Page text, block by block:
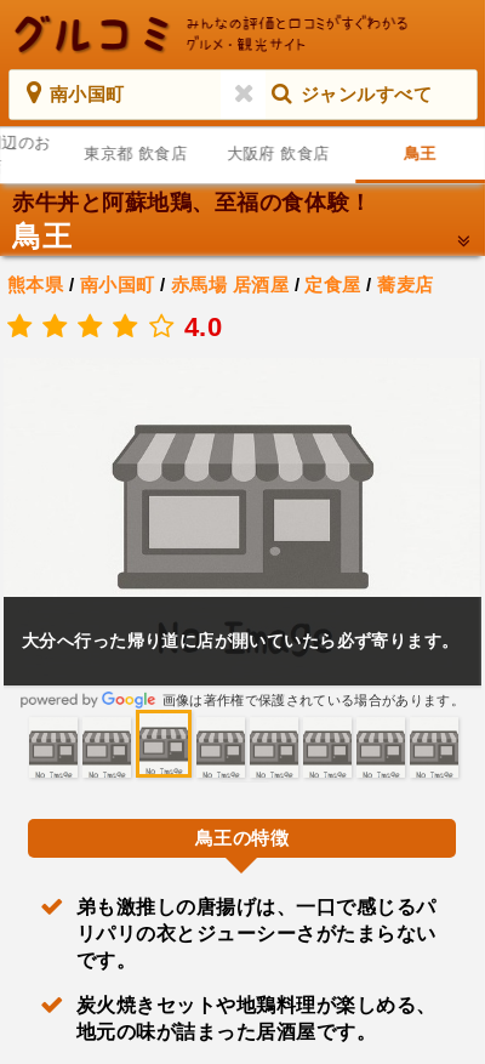
南小国町 ジャンルすべて
のお
東京都 飲食店 大阪府 飲食店 鳥王
赤牛丼と阿蘇地鶏、至福の食体験！
鳥王
熊本県 / 南小国町/ 赤馬場 居酒屋 / 定食屋 /蕎麦店
4.0
大分へ行った帰り道に店が開いていたら必ず寄ります。
画像は著作権で保護されている場合があります。
鳥王の特徴
弟も激推しの唐揚げは、一口で感じるパ
リパリの衣とジューシーさがたまらない
です。
炭火焼きセットや地鶏料理が楽しめる、
地元の味が詰まった居酒屋です。